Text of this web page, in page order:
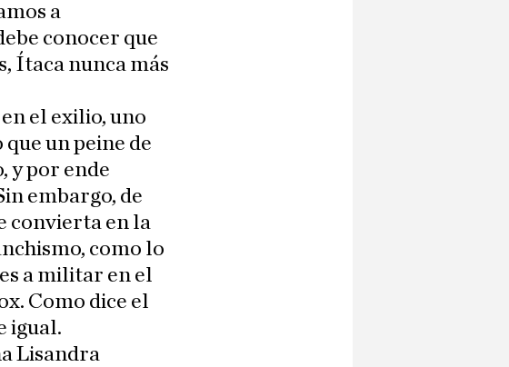
a
conocer que
Ítaca nunca más
el exilio, uno
un peine de
y por ende
embargo, de
convierta en la
como lo
a militar en el
Como dice el
igual.
Lisandra